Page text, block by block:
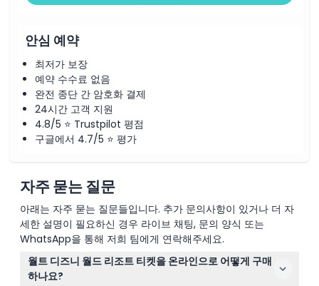
안심 예약
최저가 보장
예약 수수료 없음
완전 종단 간 암호화 결제
24시간 고객 지원
4.8/5 ⭐ Trustpilot 평점
구글에서 4.7/5 ⭐ 평가
자주 묻는 질문
아래는 자주 묻는 질문들입니다. 추가 문의사항이 있거나 더 자
세한 설명이 필요하신 경우 라이브 채팅, 문의 양식 또는
WhatsApp을 통해 저희 팀에게 연락해주세요.
월트 디즈니 월드 리조트 티켓을 온라인으로 어떻게 구매
하나요?